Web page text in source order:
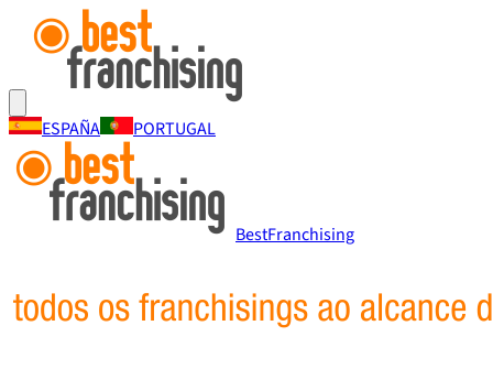
ESPAÑA PORTUGAL
BestFranchising